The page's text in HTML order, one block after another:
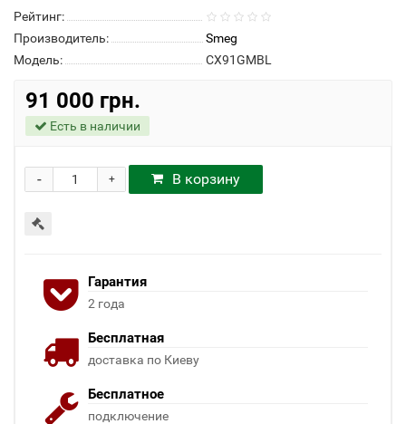
Рейтинг:
Производитель:
Smeg
Модель:
CX91GMBL
91 000 грн.
Есть в наличии
+
- В корзину
Гарантия
2 года
Бесплатная
доставка по Киеву
Бесплатное
подключение